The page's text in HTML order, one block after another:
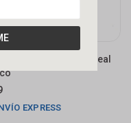
De Jabón Lineal
EXPRESS